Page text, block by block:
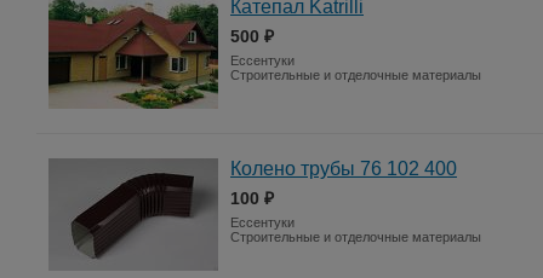
Катепал Katrilli
500 ₽
Ессентуки
Строительные и отделочные материалы
Колено трубы 76 102 400
100 ₽
Ессентуки
Строительные и отделочные материалы